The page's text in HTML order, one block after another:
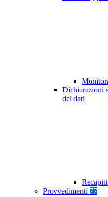
Dichiarazioni
dei dati
Provvedimenti 77